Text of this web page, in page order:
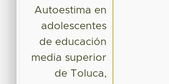
Autoestima en
adolescentes
de educación
media superior
de Toluca,